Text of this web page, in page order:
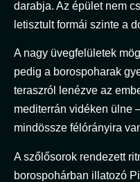
darabja. Az épület nem
letisztult formái szinte a
A nagy üvegfelületek
pedig a borospoharak
teraszról lenézve az
mediterrán vidéken ülne
mindössze félórányira
A szőlősorok rendezett
borospohárban illatozó